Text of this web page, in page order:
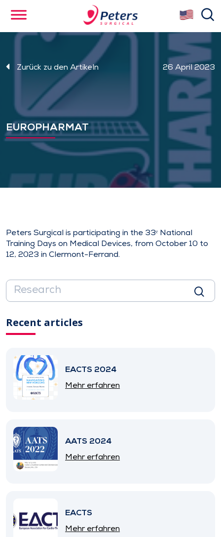
content
Zurück zu den Artikeln 26 April 2023
EUROPHARMAT
Peters Surgical is participating in the 33ᵉ National
Training Days on Medical Devices, from October 10 to
12, 2023 in Clermont-Ferrand.
Recent articles
EACTS 2024
Mehr erfahren
AATS 2024
Mehr erfahren
EACTS
Mehr erfahren